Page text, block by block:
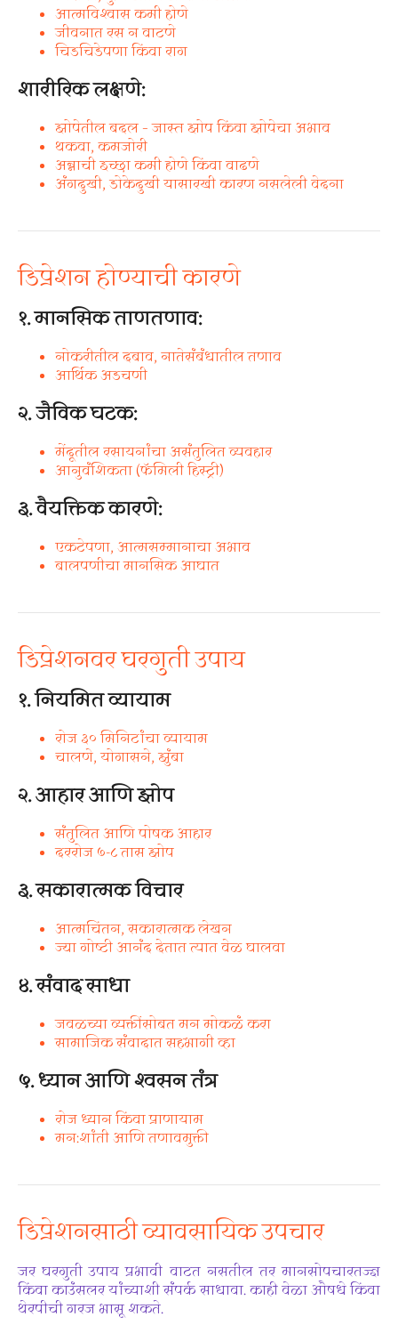
आत्मविश्वास कमी होणे
जीवनात रस न वाटणे
चिडचिडेपणा किंवा राग
शारीरिक लक्षणे:
झोपेतील बदल – जास्त झोप किंवा झोपेचा अभाव
थकवा, कमजोरी
अन्नाची इच्छा कमी होणे किंवा वाढणे
अंगदुखी, डोकेदुखी यासारखी कारण नसलेली वेदना
डिप्रेशन होण्याची कारणे
१. मानसिक ताणतणाव:
नोकरीतील दबाव, नातेसंबंधातील तणाव
आर्थिक अडचणी
२. जैविक घटक:
मेंदूतील रसायनांचा असंतुलित व्यवहार
आनुवंशिकता (फॅमिली हिस्ट्री)
३. वैयक्तिक कारणे:
एकटेपणा, आत्मसम्मानाचा अभाव
बालपणीचा मानसिक आघात
डिप्रेशनवर घरगुती उपाय
१. नियमित व्यायाम
रोज ३० मिनिटांचा व्यायाम
चालणे, योगासने, झुंबा
२. आहार आणि झोप
संतुलित आणि पोषक आहार
दररोज ७-८ तास झोप
३. सकारात्मक विचार
आत्मचिंतन, सकारात्मक लेखन
ज्या गोष्टी आनंद देतात त्यात वेळ घालवा
४. संवाद साधा
जवळच्या व्यक्तींसोबत मन मोकळं करा
सामाजिक संवादात सहभागी व्हा
५. ध्यान आणि श्वसन तंत्र
रोज ध्यान किंवा प्राणायाम
मन:शांती आणि तणावमुक्ती
डिप्रेशनसाठी व्यावसायिक उपचार
जर घरगुती उपाय प्रभावी वाटत नसतील तर मानसोपचारतज्ज्ञ
किंवा काउंसलर यांच्याशी संपर्क साधावा. काही वेळा औषधे किंवा
थेरपीची गरज भासू शकते.